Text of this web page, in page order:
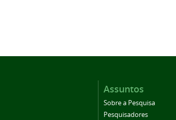
Assuntos
Sobre a Pesquisa
Pesquisadores